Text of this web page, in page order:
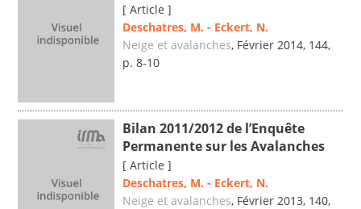
[ Article ]
Deschatres, M. - Eckert, N.
Neige et avalanches, Février 2014, 144,
p. 8-10
Bilan 2011/2012 de l’Enquête
Permanente sur les Avalanches
[ Article ]
Deschatres, M. - Eckert, N.
Neige et avalanches, Février 2013, 140,